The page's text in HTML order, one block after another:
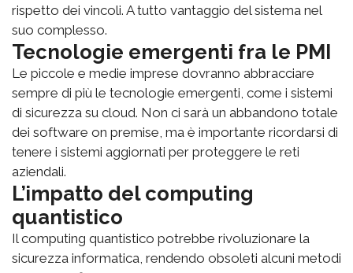
rispetto dei vincoli. A tutto vantaggio del sistema nel
suo complesso.
Tecnologie emergenti fra le PMI
Le piccole e medie imprese dovranno abbracciare
sempre di più le tecnologie emergenti, come i sistemi
di sicurezza su cloud. Non ci sarà un abbandono totale
dei software on premise, ma è importante ricordarsi di
tenere i sistemi aggiornati per proteggere le reti
aziendali.
L’impatto del computing
quantistico
Il computing quantistico potrebbe rivoluzionare la
sicurezza informatica, rendendo obsoleti alcuni metodi